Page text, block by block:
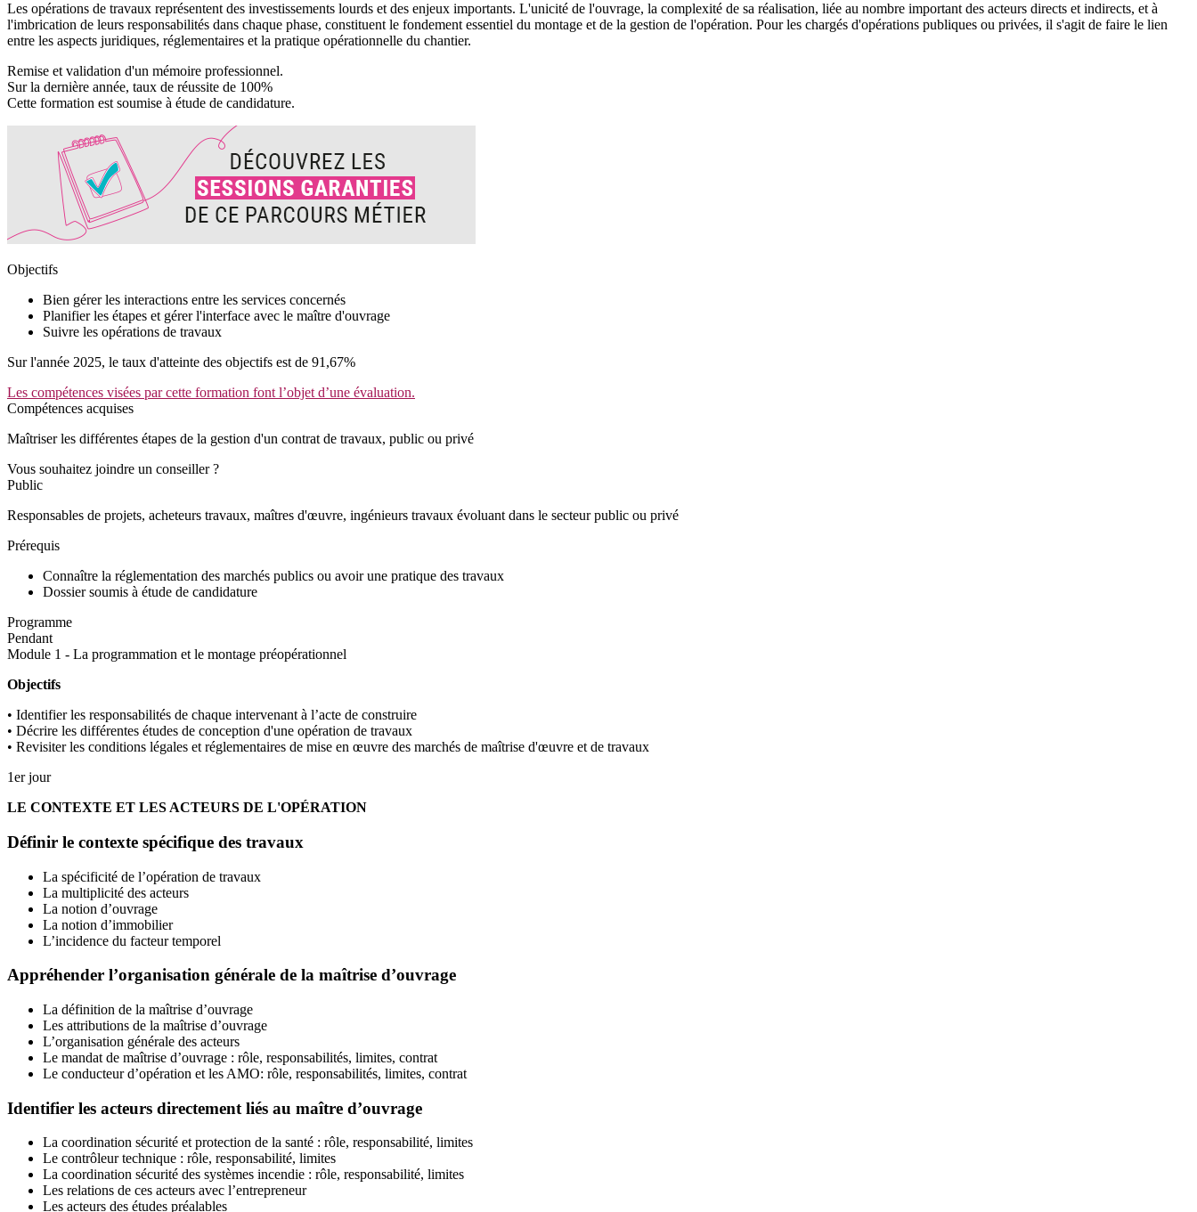
Les opérations de travaux représentent des investissements lourds et des enjeux importants. L'unicité de l'ouvrage, la complexité de sa réalisation, liée au nombre important des acteurs directs et indirects, et à
l'imbrication de leurs responsabilités dans chaque phase, constituent le fondement essentiel du montage et de la gestion de l'opération. Pour les chargés d'opérations publiques ou privées, il s'agit de faire le lien
entre les aspects juridiques, réglementaires et la pratique opérationnelle du chantier.
Remise et validation d'un mémoire professionnel.
Sur la dernière année, taux de réussite de 100%
Cette formation est soumise à étude de candidature.
Objectifs
Bien gérer les interactions entre les services concernés
Planifier les étapes et gérer l'interface avec le maître d'ouvrage
Suivre les opérations de travaux
Sur l'année 2025, le taux d'atteinte des objectifs est de 91,67%
Les compétences visées par cette formation font l’objet d’une évaluation.
Compétences acquises
Maîtriser les différentes étapes de la gestion d'un contrat de travaux, public ou privé
Vous souhaitez joindre un conseiller ?
Public
Responsables de projets, acheteurs travaux, maîtres d'œuvre, ingénieurs travaux évoluant dans le secteur public ou privé
Prérequis
Connaître la réglementation des marchés publics ou avoir une pratique des travaux
Dossier soumis à étude de candidature
Programme
Pendant
Module 1 - La programmation et le montage préopérationnel
Objectifs
• Identifier les responsabilités de chaque intervenant à l’acte de construire
• Décrire les différentes études de conception d'une opération de travaux
• Revisiter les conditions légales et réglementaires de mise en œuvre des marchés de maîtrise d'œuvre et de travaux
1er jour
LE CONTEXTE ET LES ACTEURS DE L'OPÉRATION
Définir le contexte spécifique des travaux
La spécificité de l’opération de travaux
La multiplicité des acteurs
La notion d’ouvrage
La notion d’immobilier
L’incidence du facteur temporel
Appréhender l’organisation générale de la maîtrise d’ouvrage
La définition de la maîtrise d’ouvrage
Les attributions de la maîtrise d’ouvrage
L’organisation générale des acteurs
Le mandat de maîtrise d’ouvrage : rôle, responsabilités, limites, contrat
Le conducteur d’opération et les AMO: rôle, responsabilités, limites, contrat
Identifier les acteurs directement liés au maître d’ouvrage
La coordination sécurité et protection de la santé : rôle, responsabilité, limites
Le contrôleur technique : rôle, responsabilité, limites
La coordination sécurité des systèmes incendie : rôle, responsabilité, limites
Les relations de ces acteurs avec l’entrepreneur
Les acteurs des études préalables